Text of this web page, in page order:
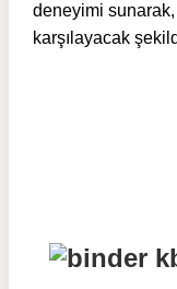
deneyimi sunarak,
karşılayacak